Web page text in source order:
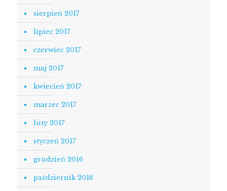
sierpień 2017
lipiec 2017
czerwiec 2017
maj 2017
kwiecień 2017
marzec 2017
luty 2017
styczeń 2017
grudzień 2016
październik 2016